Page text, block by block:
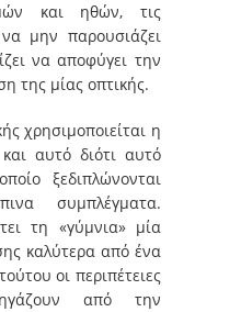
και ηθών, τις
μην παρουσιάζει
να αποφύγει την
της μίας οπτικής.
χρησιμοποιείται η
αυτό διότι αυτό
ξεδιπλώνονται
συμπλέγματα.
τη «γύμνια» μία
καλύτερα από ένα
οι περιπέτειες
από την